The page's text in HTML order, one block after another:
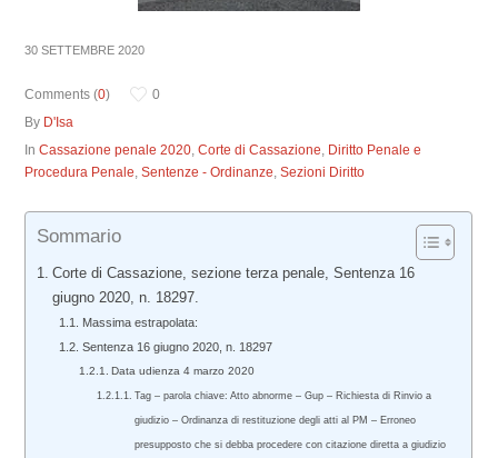
30 SETTEMBRE 2020
Comments (0)
0
By D'Isa
InCassazione penale 2020,Corte di Cassazione, Diritto Penale e
Procedura Penale,Sentenze - Ordinanze,Sezioni Diritto
Sommario
Corte di Cassazione, sezione terza penale, Sentenza 16
giugno 2020, n. 18297.
Massima estrapolata:
Sentenza 16 giugno 2020, n. 18297
Data udienza 4 marzo 2020
Tag – parola chiave: Atto abnorme – Gup – Richiesta di Rinvio a
giudizio – Ordinanza di restituzione degli atti al PM – Erroneo
presupposto che si debba procedere con citazione diretta a giudizio